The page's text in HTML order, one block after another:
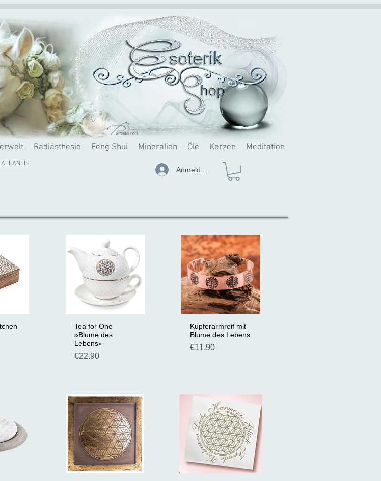
Radiästhesie Feng Shui Mineralien Öle Kerzen Meditation
ATLANTIS
Anmelden
Schnellansicht
Tea for One
»Blume des
Lebens«
Preis
€22.90
Schnellansicht
Kupferarmreif mit
Blume des Lebens
Preis
€11.90